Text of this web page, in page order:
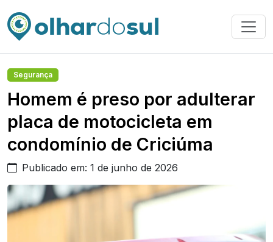
Segurança
Homem é preso por adulterar
placa de motocicleta em
condomínio de Criciúma
Publicado em: 1 de junho de 2026